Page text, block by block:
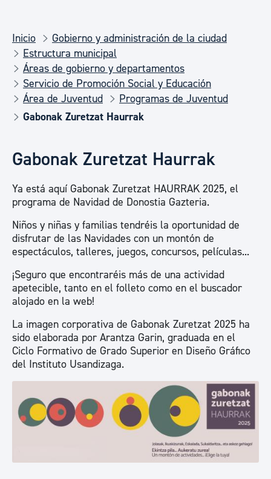
Inicio
Gobierno y administración de la ciudad
Estructura municipal
Áreas de gobierno y departamentos
Servicio de Promoción Social y Educación
Área de Juventud
Programas de Juventud
Gabonak Zuretzat Haurrak
Gabonak Zuretzat Haurrak
Ya está aquí Gabonak Zuretzat HAURRAK 2025, el
programa de Navidad de Donostia Gazteria.
Niños y niñas y familias tendréis la oportunidad de
disfrutar de las Navidades con un montón de
espectáculos, talleres, juegos, concursos, películas...
¡Seguro que encontraréis más de una actividad
apetecible, tanto en el folleto como en el buscador
alojado en la web!
La imagen corporativa de Gabonak Zuretzat 2025 ha
sido elaborada por Arantza Garin, graduada en el
Ciclo Formativo de Grado Superior en Diseño Gráfico
del Instituto Usandizaga.